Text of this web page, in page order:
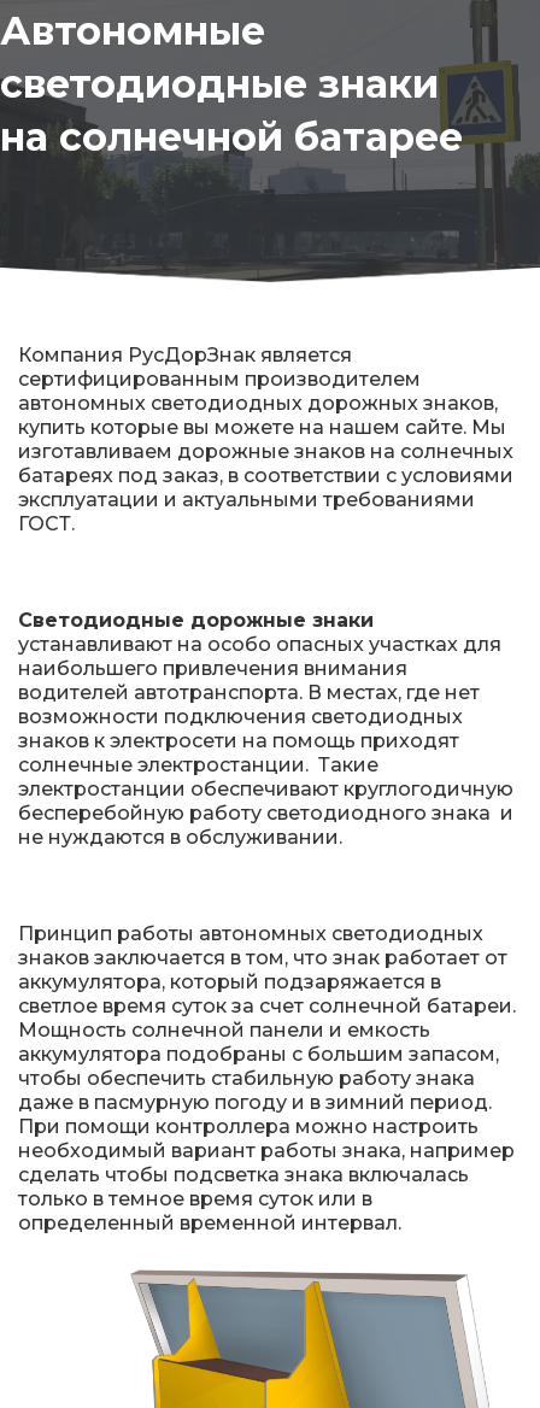
Знаки вертикальной разметки
Светодиодные дорожные знаки
Дорожные знаки с внутренней подсветкой
Заградительные светодиодные знаки
Передвижные заградительные знаки
Крепления для дорожных знаков (Хомуты)
Переносные опоры
Светодиодные знаки на солнечной
батарее
Водоналивные барьеры, буферы, конусы
Сигнальные столбики
Дорожные световозвращатели (катафоты)
Дорожные разделительные пластины.
Ограждение солдатик.
Вехи, делиниаторы
Искусственная дорожная неровность (ИДН),
демпферы
Металлические колесоотбойники
Сферические дорожные зеркала
Светофоры
Мобильные сигнальные строительные
ограждения
Материалы для дорожной разметки
Автономные
светодиодные знаки
на солнечной батарее
Компания РусДорЗнак является
сертифицированным производителем
автономных светодиодных дорожных знаков,
купить которые вы можете на нашем сайте. Мы
изготавливаем дорожные знаков на солнечных
батареях под заказ, в соответствии с условиями
эксплуатации и актуальными требованиями
ГОСТ.
Светодиодные дорожные знаки
устанавливают на особо опасных участках для
наибольшего привлечения внимания
водителей автотранспорта. В местах, где нет
возможности подключения светодиодных
знаков к электросети на помощь приходят
солнечные электростанции. Такие
электростанции обеспечивают круглогодичную
бесперебойную работу светодиодного знака и
не нуждаются в обслуживании.
Принцип работы автономных светодиодных
знаков заключается в том, что знак работает от
аккумулятора, который подзаряжается в
светлое время суток за счет солнечной батареи.
Мощность солнечной панели и емкость
аккумулятора подобраны с большим запасом,
чтобы обеспечить стабильную работу знака
даже в пасмурную погоду и в зимний период.
При помощи контроллера можно настроить
необходимый вариант работы знака, например
сделать чтобы подсветка знака включалась
только в темное время суток или в
определенный временной интервал.